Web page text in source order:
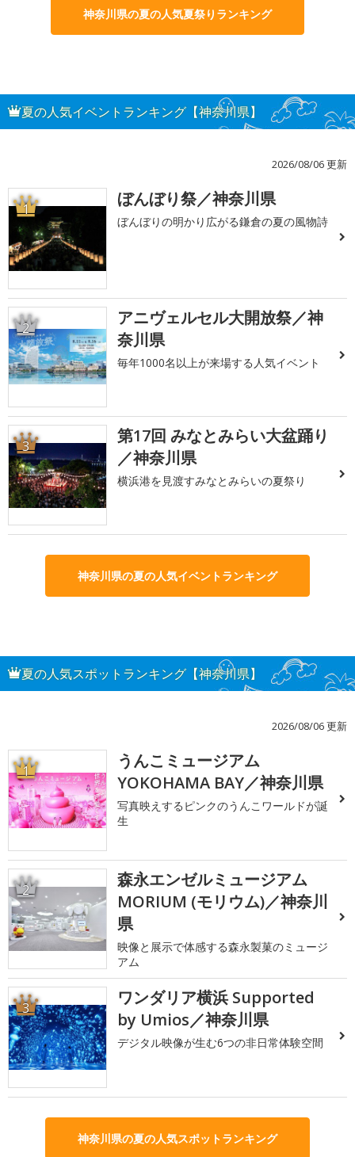
神奈川県の夏の人気夏祭りランキング
夏の人気イベントランキング【神奈川県】
2026/08/06 更新
1 ぼんぼり祭／神奈川県
ぼんぼりの明かり広がる鎌倉の夏の風物詩
2
アニヴェルセル大開放祭／神
奈川県
毎年1000名以上が来場する人気イベント
3
第17回 みなとみらい大盆踊り
／神奈川県
横浜港を見渡すみなとみらいの夏祭り
神奈川県の夏の人気イベントランキング
夏の人気スポットランキング【神奈川県】
2026/08/06 更新
1
うんこミュージアム
YOKOHAMA BAY／神奈川県
写真映えするピンクのうんこワールドが誕
生
2
森永エンゼルミュージアム
MORIUM (モリウム)／神奈川
県
映像と展示で体感する森永製菓のミュージ
アム
3
ワンダリア横浜 Supported
by Umios／神奈川県
デジタル映像が生む6つの非日常体験空間
神奈川県の夏の人気スポットランキング